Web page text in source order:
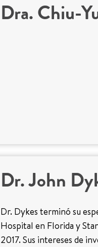
Dra. Chiu-
Dr. John
Dr. Dykes terminó su
Hospital en Florida y
2017. Sus intereses de